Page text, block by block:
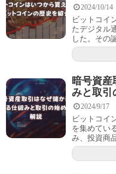
2024/10/14
ビットコイ
たデジタル
した。その
暗号資産
みと取引
2024/9/17
ビットコイ
を集めてい
み、投資商